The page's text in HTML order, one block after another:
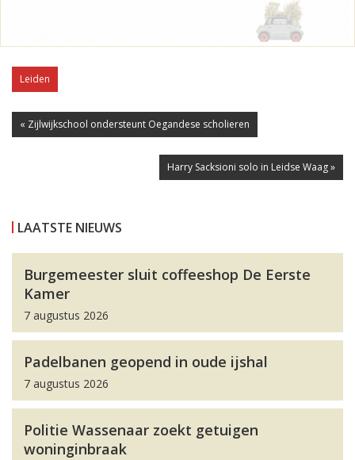
Leiden
« Zijlwijkschool ondersteunt Oegandese scholieren
Harry Sacksioni solo in Leidse Waag »
LAATSTE NIEUWS
Burgemeester sluit coffeeshop De Eerste
Kamer
7 augustus 2026
Padelbanen geopend in oude ijshal
7 augustus 2026
Politie Wassenaar zoekt getuigen
woninginbraak